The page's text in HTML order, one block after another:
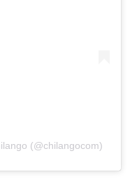
(@chilangocom)